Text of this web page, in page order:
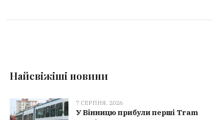
Найсвіжіші новини
7 СЕРПНЯ, 2026
У Вінницю прибули перші Tram